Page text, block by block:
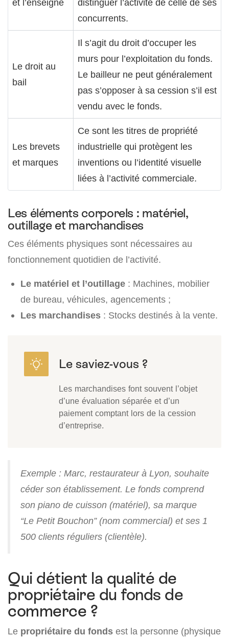
et l’enseigne
distinguer l’activité de celle de ses
concurrents.
Le droit au
bail
Il s’agit du droit d’occuper les
murs pour l’exploitation du fonds.
Le bailleur ne peut généralement
pas s’opposer à sa cession s’il est
vendu avec le fonds.
Les brevets
et marques
Ce sont les titres de propriété
industrielle qui protègent les
inventions ou l’identité visuelle
liées à l’activité commerciale.
Les éléments corporels : matériel,
outillage et marchandises
Ces éléments physiques sont nécessaires au
fonctionnement quotidien de l’activité.
Le matériel et l’outillage : Machines, mobilier
de bureau, véhicules, agencements ;
Les marchandises : Stocks destinés à la vente.
Les marchandises font souvent l’objet
d’une évaluation séparée et d’un
paiement comptant lors de la cession
d’entreprise.
Exemple : Marc, restaurateur à Lyon, souhaite
céder son établissement. Le fonds comprend
son piano de cuisson (matériel), sa marque
“Le Petit Bouchon” (nom commercial) et ses 1
500 clients réguliers (clientèle).
Qui détient la qualité de
propriétaire du fonds de
commerce ?
Le propriétaire du fonds est la personne (physique